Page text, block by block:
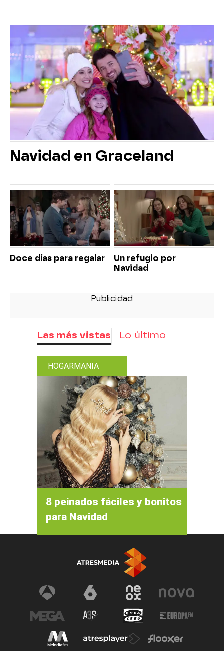
Navidad en Graceland
Doce días para regalar
Un refugio por
Navidad
Las más vistas Lo último
HOGARMANIA
8 peinados fáciles y bonitos
para Navidad